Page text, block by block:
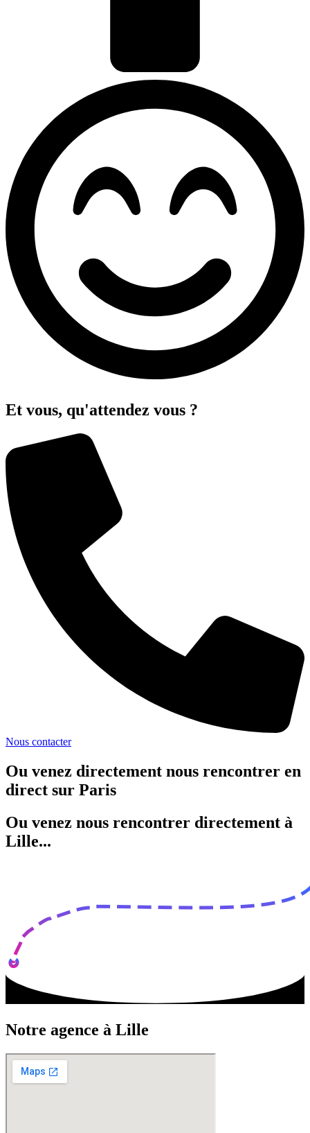
Et vous, qu'attendez vous ?
Nous contacter
Ou venez directement nous rencontrer en
direct sur Paris
Ou venez nous rencontrer directement à
Lille...
Notre agence à Lille